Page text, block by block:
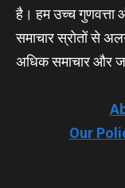
है। हम उच्च गुणवत्ता
समाचार स्रोतों से
अधिक समाचार और
Our